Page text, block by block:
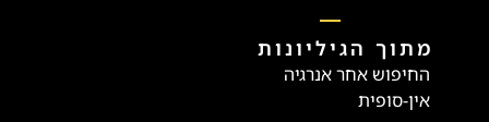
מתוך הגיליונות
החיפוש אחר אנרגיה
אין-סופית